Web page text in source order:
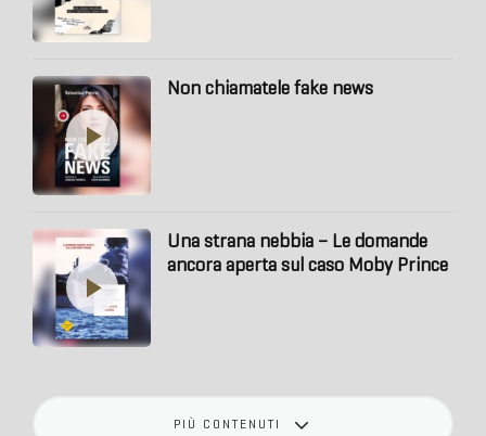
Non chiamatele fake news
Una strana nebbia – Le domande
ancora aperta sul caso Moby Prince
PIÙ CONTENUTI